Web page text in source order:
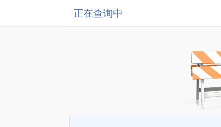
正在查询中